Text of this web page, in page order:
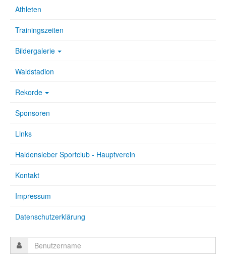
Athleten
Trainingszeiten
Bildergalerie
Waldstadion
Rekorde
Sponsoren
Links
Haldensleber Sportclub - Hauptverein
Kontakt
Impressum
Datenschutzerklärung